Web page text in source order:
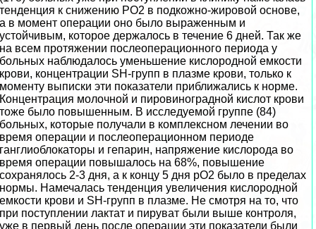
тенденция к снижению РО2 в подкожно-жировой основе,
а в момент операции оно было выраженным и
устойчивым, которое держалось в течение 6 дней. Так же
на всем протяжении послеоперационного периода у
больных наблюдалось уменьшение кислородной емкости
крови, концентрации SH-групп в плазме крови, только к
моменту выписки эти показатели приближались к норме.
Концентрация молочной и пировиноградной кислот крови
тоже было повышенным. В исследуемой группе (84)
больных, которые получали в комплексном лечении во
время операции и послеоперационном периоде
ганглиоблокаторы и гепарин, напряжение кислорода во
время операции повышалось на 68%, повышение
сохранялось 2-3 дня, а к концу 5 дня рО2 было в пределах
нормы. Намечалась тенденция увеличения кислородной
емкости крови и SH-групп в плазме. Не смотря на то, что
при поступлении лактат и пируват были выше контроля,
уже в первый день после операции эти показатели были